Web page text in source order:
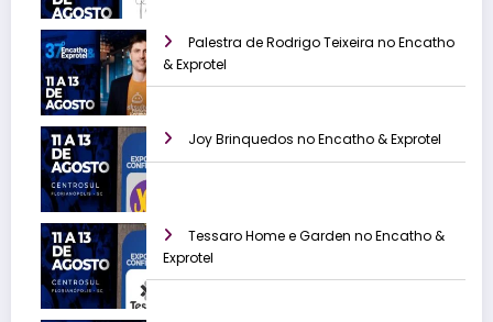
Palestra de Rodrigo Teixeira no Encatho
& Exprotel
Joy Brinquedos no Encatho & Exprotel
Tessaro Home e Garden no Encatho &
Exprotel